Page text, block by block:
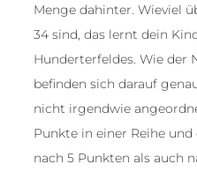
Menge dahinter. Wieviel
34 sind, das lernt dein
Hunderterfeldes. Wie der
befinden sich darauf
nicht irgendwie
Punkte in einer Reihe und
nach 5 Punkten als auch